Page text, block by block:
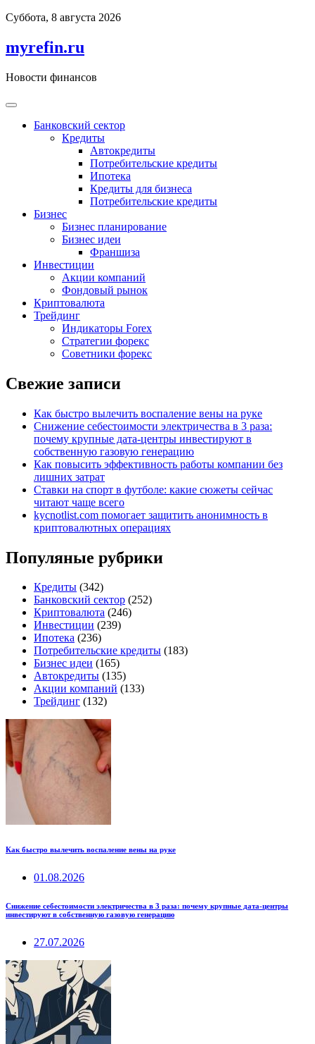
Перейти
содержимому
Суббота, 8 августа 2026
myrefin.ru
Новости финансов
Банковский сектор
Кредиты
Автокредиты
Потребительские кредиты
Ипотека
Кредиты для бизнеса
Потребительские кредиты
Бизнес
Бизнес планирование
Бизнес идеи
Франшиза
Инвестиции
Акции компаний
Фондовый рынок
Криптовалюта
Трейдинг
Индикаторы Forex
Стратегии форекс
Советники форекс
Свежие записи
Как быстро вылечить воспаление вены на руке
Снижение себестоимости электричества в 3 раза:
почему крупные дата-центры инвестируют в
собственную газовую генерацию
Как повысить эффективность работы компании без
лишних затрат
Ставки на спорт в футболе: какие сюжеты сейчас
читают чаще всего
kycnotlist.com помогает защитить анонимность в
криптовалютных операциях
Популяные рубрики
Кредиты (342)
Банковский сектор (252)
Криптовалюта (246)
Инвестиции (239)
Ипотека (236)
Потребительские кредиты (183)
Бизнес идеи (165)
Автокредиты (135)
Акции компаний (133)
Трейдинг (132)
Как быстро вылечить воспаление вены на руке
01.08.2026
Снижение себестоимости электричества в 3 раза: почему крупные дата-центры
инвестируют в собственную газовую генерацию
27.07.2026